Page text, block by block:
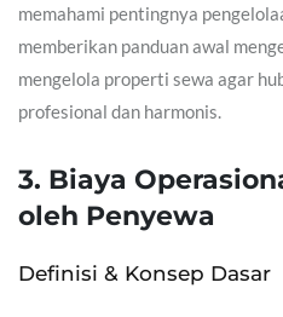
memahami pentingnya
memberikan panduan awal
mengelola properti sewa agar
profesional dan harmonis.
3. Biaya
oleh Penyewa
Definisi & Konsep Dasar